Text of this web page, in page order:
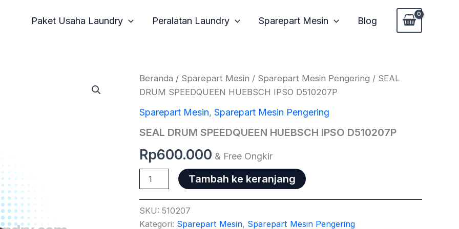
Paket Usaha Laundry Peralatan Laundry Sparepart Mesin Blog
Beranda / Sparepart Mesin / Sparepart Mesin Pengering / SEAL
DRUM SPEEDQUEEN HUEBSCH IPSO D510207P
Sparepart Mesin, Sparepart Mesin Pengering
SEAL DRUM SPEEDQUEEN HUEBSCH IPSO D510207P
Rp600.000 & Free Ongkir
Kuantitas
DRUM
HUEBSCH
IPSO
D510207P
Tambah ke keranjang
SKU: 510207
Kategori: Sparepart Mesin, Sparepart Mesin Pengering